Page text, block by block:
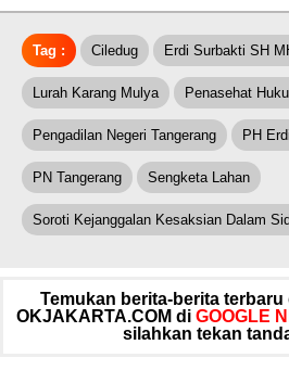
Tag : Ciledug Erdi Surbakti SH
Lurah Karang Mulya Penasehat
Pengadilan Negeri Tangerang PH
PN Tangerang Sengketa Lahan
Soroti Kejanggalan Kesaksian Dalam
Temukan berita-berita
OKJAKARTA.COM di GOOGLE
silahkan tekan